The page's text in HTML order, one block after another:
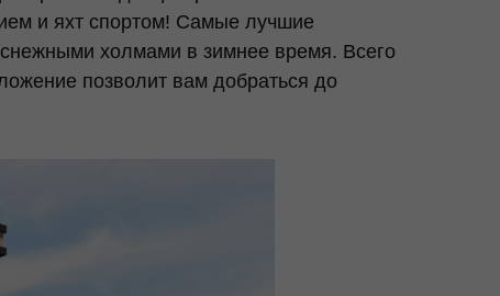
и яхт спортом! Самые лучшие
холмами в зимнее время. Всего
позволит вам добраться до